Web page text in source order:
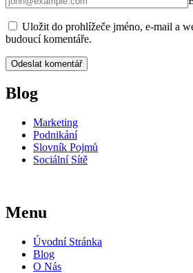
Uložit do prohlížeče jméno, e-mail a
budoucí komentáře.
Blog
Marketing
Podnikání
Slovník Pojmů
Sociální Sítě
Menu
Úvodní Stránka
Blog
O Nás